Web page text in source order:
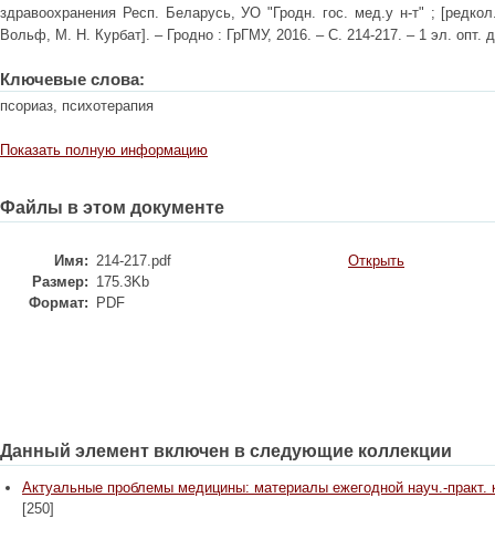
здравоохранения Респ. Беларусь, УО "Гродн. гос. мед.у н-т" ;
Вольф, М. Н. Курбат]. – Гродно : ГрГМУ, 2016. – С. 214-217. – 1 эл. опт.
Ключевые слова:
псориаз, психотерапия
Показать полную информацию
Файлы в этом документе
Имя: 214-217.pdf
Размер: 175.3Kb
Формат:
PDF
Открыть
Данный элемент включен в следующие коллекции
Актуальные проблемы медицины: материалы ежегодной науч.-практ.
[250]